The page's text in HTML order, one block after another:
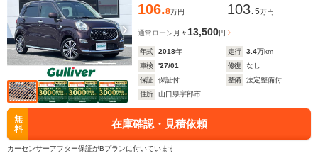
106.8万円 103.5万円
通常ローン 月々 13,500円
年式 2018年 走行 3.4万km
車検
'27/01 修復
なし
保証
保証付 整備
法定整備付
住所
山口県宇部市
無
料
在庫確認・見積依頼
カーセンサーアフター保証がBプランに付いています